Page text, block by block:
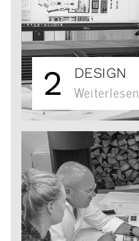
2 DESIGN
Weiterlesen